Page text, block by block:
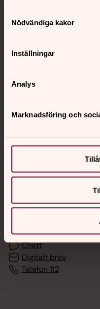
Nödvändiga kakor
Inställningar
Analys
Marknadsföring och
Kalender
Akut samtals- och
med en präst på kvällar
Chatt
Digitalt brev
Telefon 112